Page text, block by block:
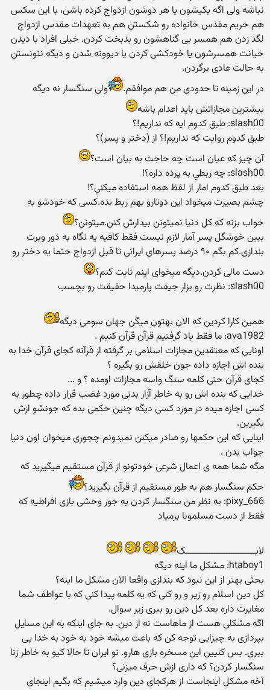
نباشه ولی اگه یکیشون یا هر دوشون ازدواج کرده باشن، با این سکس
هم حریم مقدس خانواده رو شکستن هم به تعهدات مقدس ازدواج
لگد زدن هم همسر بی گناهشون رو بدبخت کردن. خیلی افراد با دیدن
خیانت همسرشون یا خودکشی کردن یا دیوونه شدن و دیگه نتونستن
به حالت عادی برگردن.
در این زمینه تا حدودی من هم موافقم.
ولی سنگسار نه دیگه
بیشترین مجازاتش باید اعدام باشه
slash00: طبق كدوم ايه كه نداريم!؟
طبق كدوم روايت كه نداريم!؟ از (دختر و پسر)؟
آن چیز که عیان است چه حاجت به بیان است؟
slash00: چه ربطي به پرده داره؟!
بعد طبق كدوم امار از لفظ همه استفاده ميكني؟!
چشم بصیرت میخواد این دوتارو بهم ربط بده.کسی که خودشو به
خواب بزنه که کل دنیا نمیتونن بیدارش کنن.میتونن؟
ببین خوشگل پسر آمار لازم نیست فقط کافیه یه نگاه به دور وبرت
بندازی.کم بگم ۹۰ درصد پسرهای ایرانی تا قبل ازدواج حتما یه دختر رو
دست مالی کردن.دیگه میخوای اینم ثابت کنم؟
slash00: نظرت رو بزار جيفت پارميدا حقيقت رو بچسب
همین کارا کردین که الان بهتون میگن جهان سومی دیگه
ava1982: ما فقط یاد گرفتیم قرآن قرآن کنیم .
اونایی که معتقدین مجازات اسلامی بر گرفته از قرآنه کجای قرآن خدا به
بنده اش اجازه داده جون خلقش رو بگیره ؟
کجای قرآن حتی کلمه سنگ واسه مجازات اومده ؟ و ...
خدایی که بنده اش رو به خاطر آزار بدنی مورد غضب قرار داده چطور به
کسی اجازه میده در مورد کسی دیگه چنین حکمی بده که جونشو ازش
بگیرین.
اینایی که این حکمها رو صادر میکنن نمیدونم چجوری میخوان اون دنیا
جواب بدن .
مگه شما همه ی اعمال شرعی خودتونو از قرآن مستقیم میگیرید که
حکم سنگسار هم به طور مستقیم از قرآن بگیرید؟
pixy_666: به نظر من سنگسار کردن یه جور وحشی بازی افراطیه که
فقط از دست مسلمونا برمیاد
لایـــــــــــــــــــــــــــــک
htaboy1: مشکل ما اینه دیگه
بحثی بهتر از این نبود که بندازی واقعا الان مشکل ما اینه؟
کل دین اسلام رو زیر و رو کنی که یه کلمه پیدا کنی که با عواطف شما
مغایرت داره بعد کل دین رو ببری زیر سوال.
اگه مشکلی هست از ماهاست نه از دین. به جای اینکه به این مسایل
بپردازی به چیزایی توجه کن که باعث میشه خود به خود به خدا پی
ببری. بس کنیین این مسخره بازی هارو. تو ایران تا حالا کیو به خاطر زنا
سنگسار کردن؟ که داری ازش حرف میزنی؟
آخه مشکل اینجاست از هرکجای دین وارد میشیم که بگیم اینجای